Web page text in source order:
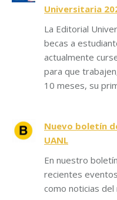
Universitaria
La Editorial
becas a
actualmente
para que
10 meses, su
Nuevo boletín
UANL
En nuestro
recientes
como noticias